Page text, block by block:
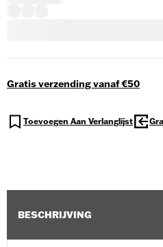
Gratis verzending vanaf €50
Toevoegen Aan Verlanglijst
BESCHRIJVING